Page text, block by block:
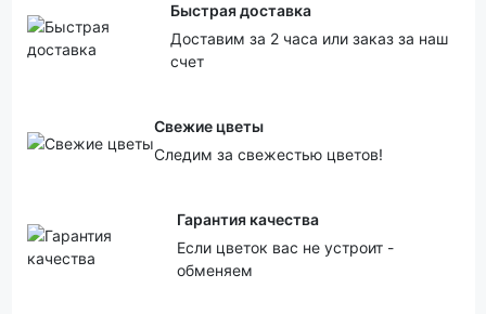
Быстрая доставка
Доставим за 2 часа или заказ за наш
счет
Свежие цветы
Следим за свежестью цветов!
Гарантия качества
Если цветок вас не устроит -
обменяем